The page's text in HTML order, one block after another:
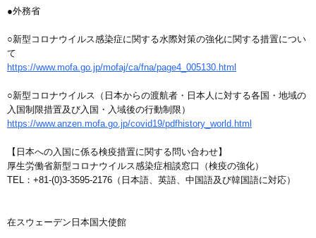
●外務省
○新型コロナウイルス感染症に関する水際対策の強化に関する措置につい
て
https://www.mofa.go.jp/mofaj/ca/fna/page4_005130.html
○新型コロナウイルス（日本からの渡航者・日本人に対する各国・地域の
入国制限措置及び入国・入域後の行動制限）
https://www.anzen.mofa.go.jp/covid19/pdfhistory_world.html
【日本への入国に係る検疫措置に関する問い合わせ】
厚生労働省新型コロナウイルス感染症相談窓口（検疫の強化）
TEL：+81-(0)3-3595-2176（日本語、英語、中国語及び韓国語に対応）
在スウェーデン日本国大使館